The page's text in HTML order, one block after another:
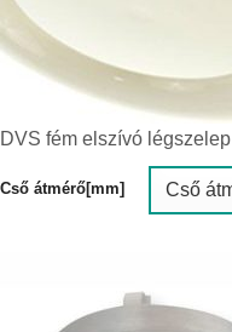
DVS fém elszívó légszelep
Cső átmérő[mm]